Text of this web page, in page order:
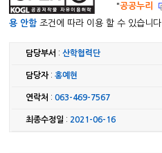
"공공누리
용 안함조건에 따라 이용 할 수 있습니다.
담당부서 :산학협력단
담당자:홍예현
연락처 :063-469-7567
최종수정일 : 2021-06-16